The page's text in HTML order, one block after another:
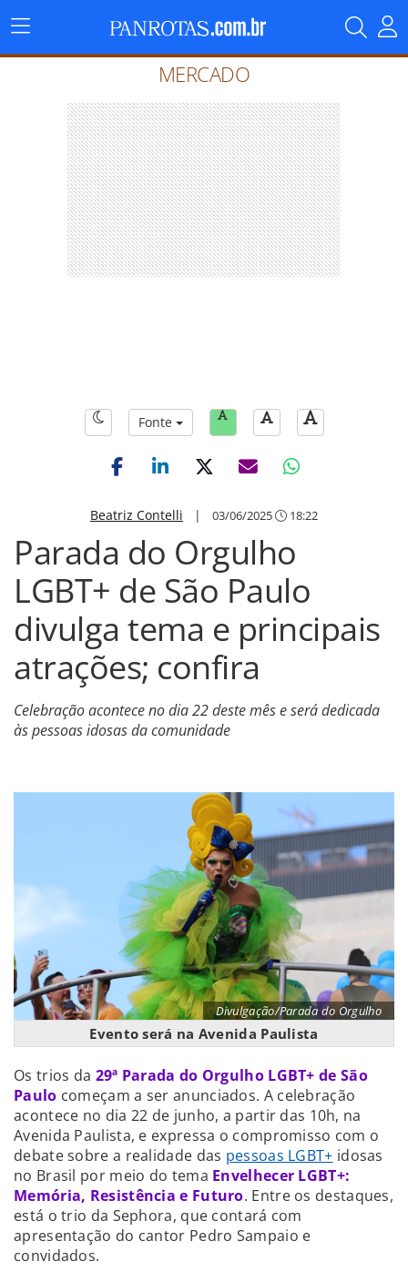
Menu
Principal
MERCADO
Fonte
Beatriz Contelli | 03/06/2025 18:22
Parada do Orgulho
LGBT+ de São Paulo
divulga tema e principais
atrações; confira
Celebração acontece no dia 22 deste mês e será dedicada
às pessoas idosas da comunidade
Divulgação/Parada do Orgulho
Evento será na Avenida Paulista
Os trios da 29ª Parada do Orgulho LGBT+ de São
Paulo começam a ser anunciados. A celebração
acontece no dia 22 de junho, a partir das 10h, na
Avenida Paulista, e expressa o compromisso com o
debate sobre a realidade das pessoas LGBT+ idosas
no Brasil por meio do tema Envelhecer LGBT+:
Memória, Resistência e Futuro. Entre os destaques,
está o trio da Sephora, que contará com
apresentação do cantor Pedro Sampaio e
convidados.